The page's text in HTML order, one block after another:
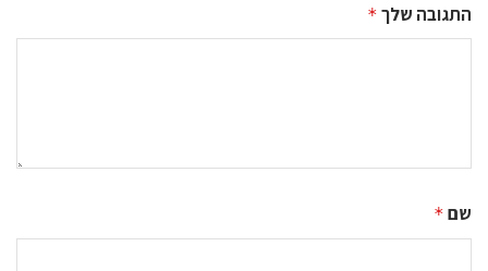
התגובה שלך *
שם *